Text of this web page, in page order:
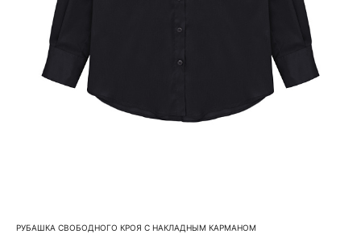
РУБАШКА СВОБОДНОГО КРОЯ С НАКЛАДНЫМ КАРМАНОМ